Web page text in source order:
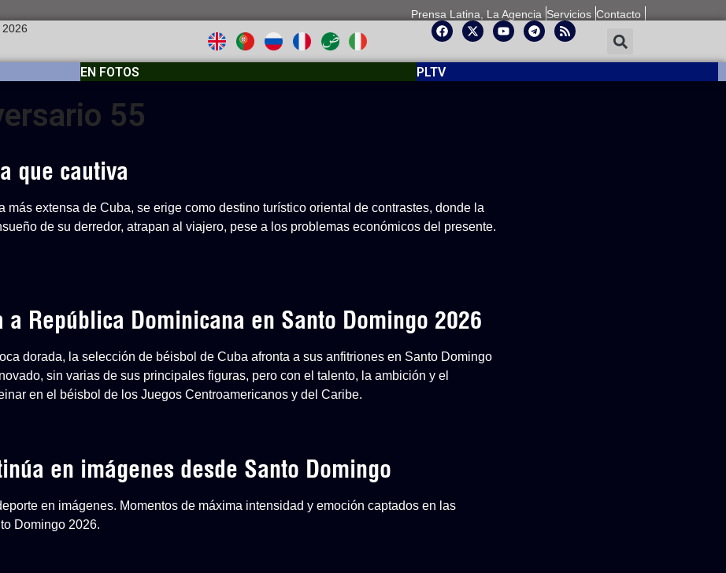
Prensa Latina, La Agencia Servicios Contacto
EN FOTOS PLTV
55
que cautiva
más extensa de Cuba, se erige como destino turístico oriental de contrastes, donde la
de su derredor, atrapan al viajero, pese a los problemas económicos del presente.
República Dominicana en Santo Domingo 2026
dorada, la selección de béisbol de Cuba afronta a sus anfitriones en Santo Domingo
sin varias de sus principales figuras, pero con el talento, la ambición y el
en el béisbol de los Juegos Centroamericanos y del Caribe.
en imágenes desde Santo Domingo
en imágenes. Momentos de máxima intensidad y emoción captados en las
Domingo 2026.